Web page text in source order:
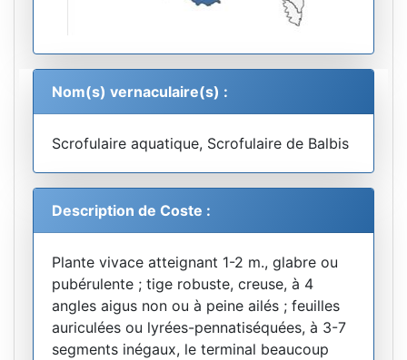
Nom(s) vernaculaire(s) :
Scrofulaire aquatique, Scrofulaire de Balbis
Description de Coste :
Plante vivace atteignant 1-2 m., glabre ou
pubérulente ; tige robuste, creuse, à 4
angles aigus non ou à peine ailés ; feuilles
auriculées ou lyrées-pennatiséquées, à 3-7
segments inégaux, le terminal beaucoup